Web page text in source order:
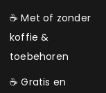
☕ Met of zonder
koffie &
toebehoren
☕ Gratis en